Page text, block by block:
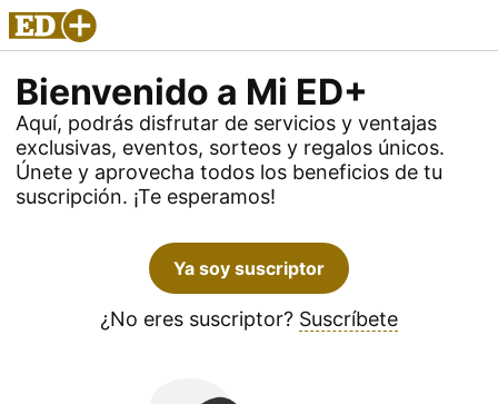
Bienvenido a Mi ED+
Aquí, podrás disfrutar de servicios y ventajas
exclusivas, eventos, sorteos y regalos únicos.
Únete y aprovecha todos los beneficios de tu
suscripción. ¡Te esperamos!
Ya soy suscriptor
¿No eres suscriptor? Suscríbete